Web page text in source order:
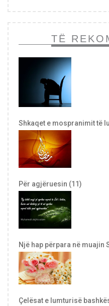
TË
Shkaqet e mospranimit të
Për agjëruesin (11)
Një hap përpara në muajin
Çelësat e lumturisë